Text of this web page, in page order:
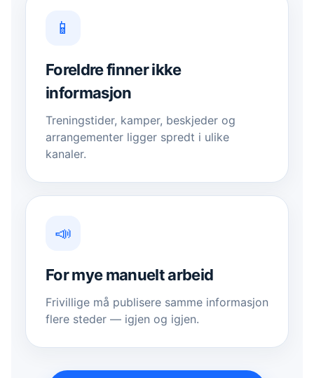
📱
Foreldre finner ikke
informasjon
Treningstider, kamper, beskjeder og
arrangementer ligger spredt i ulike
kanaler.
📣
For mye manuelt arbeid
Frivillige må publisere samme informasjon
flere steder — igjen og igjen.